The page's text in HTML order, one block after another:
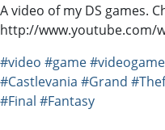
A video of my DS games.
http://www.youtube.com/
#video #game#videogame
#Castlevania #Grand
#Final #Fantasy